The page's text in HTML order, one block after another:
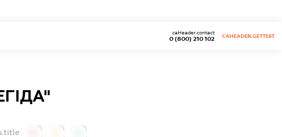
0 (800) 210 102
caHeader.contact
CAHEADER.GETTEST